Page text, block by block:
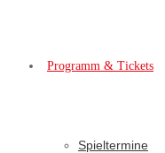
Programm & Tickets
Spieltermine